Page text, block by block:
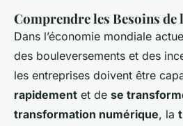
Comprendre les Besoins
Dans l’économie mondiale
des bouleversements et des
les entreprises doivent être
rapidement et de se
transformation numérique, la